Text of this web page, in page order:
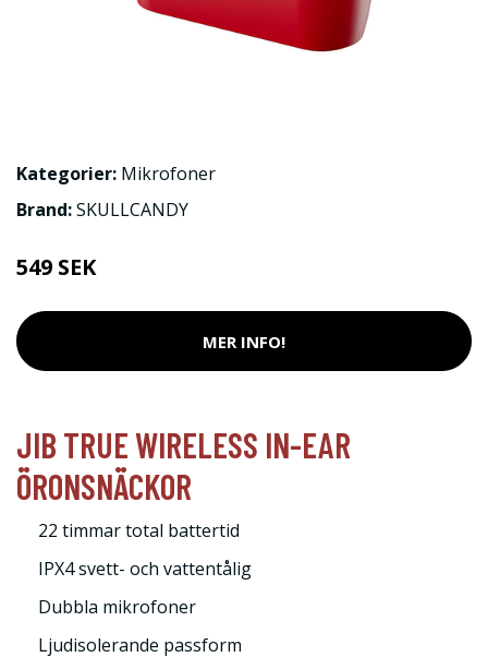
Kategorier: Mikrofoner
Brand:SKULLCANDY
549 SEK
MER INFO!
JIB TRUE WIRELESS IN-EAR
ÖRONSNÄCKOR
22 timmar total battertid
IPX4 svett- och vattentålig
Dubbla mikrofoner
Ljudisolerande passform